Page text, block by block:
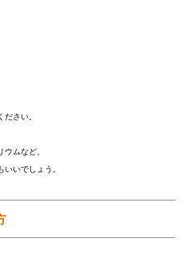
さい。
ウムなど、
いでしょう。